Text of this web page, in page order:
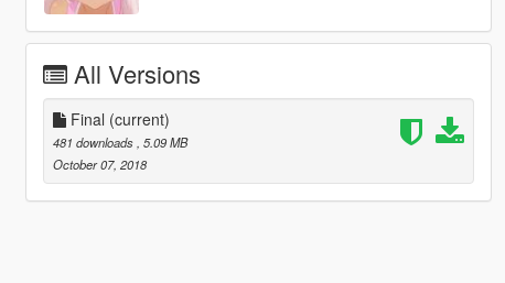
All Versions
Final (current)
481 downloads , 5.09 MB
October 07, 2018